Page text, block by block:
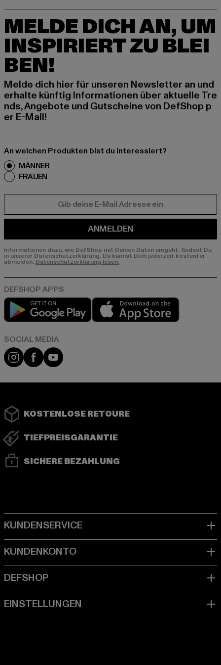
MELDE DICH AN, UM
INSPIRIERT ZU BLEI
BEN!
Melde dich hier für unseren Newsletter an und
erhalte künftig Informationen über aktuelle Tre
nds, Angebote und Gutscheine von DefShop p
er E-Mail!
An welchen Produkten bist du interessiert?
MÄNNER
FRAUEN
ANMELDEN
Informationen dazu, wie DefShop mit Deinen Daten umgeht, findest Du
in unserer Datenschutzerklärung. Du kannst Dich jederzeit kostenfei
abmelden. Datenschutzerklärung lesen.
Play market
Instagram
FacebookYouTube
KOSTENLOSE RETOURE
TIEFPREISGARANTIE
SICHERE BEZAHLUNG